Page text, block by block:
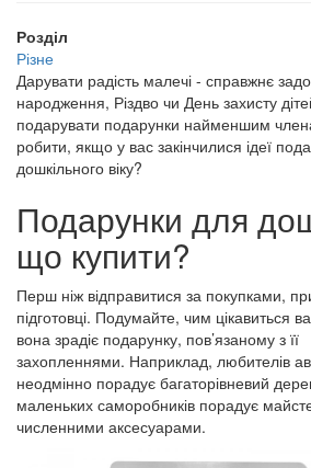
Розділ
Різне
Дарувати радість малечі - справжнє
народження, Різдво чи День захисту
подарувати подарунки найменшим
робити, якщо у вас закінчилися ідеї
дошкільного віку?
Подарунки для
що купити?
Перш ніж відправитися за покупками,
підготовці. Подумайте, чим цікавиться
вона зрадіє подарунку, пов’язаному з її
захопленнями. Наприклад, любителів
неодмінно порадує багаторівневий
маленьких саморобників порадує
численними аксесуарами.